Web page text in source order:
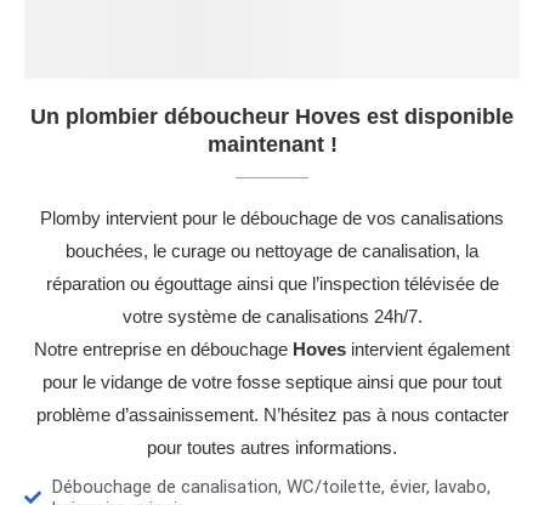
Un plombier déboucheur Hoves est disponible
maintenant !
Plomby intervient pour le débouchage de vos canalisations
bouchées, le curage ou nettoyage de canalisation, la
réparation ou égouttage ainsi que l’inspection télévisée de
votre système de canalisations 24h/7.
Notre entreprise en débouchage Hoves intervient également
pour le vidange de votre fosse septique ainsi que pour tout
problème d’assainissement. N’hésitez pas à nous contacter
pour toutes autres informations.
Débouchage de canalisation, WC/toilette, évier, lavabo,